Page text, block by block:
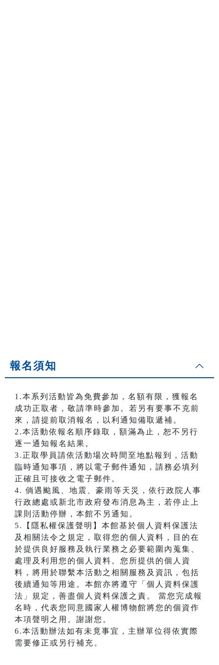
報名須知
1.本系列活動皆為免費參加，名額有限，獲報名
成功正取者，敬請準時參加。若另有要事不克前
來，請提前取消報名，以利通知備取遞補。
2.本活動依報名順序錄取，額滿為止，恕不另行
逐一通知報名結果。
3.正取學員請依活動場次時間至地點報到，活動
臨時通知事項，將以電子郵件通知，請務必填列
正確且可接收之電子郵件。
4. 倘遇颱風、地震、豪雨等天災，依行政院人事
行政總處或新北市政府發布消息為主，若停止上
課則活動停辦，本館不另通知。
5.【隱私權保護聲明】本館基於個人資料保護法
及相關法令之規定，取得您的個人資料，目的在
於提供良好服務及執行業務之必要範圍內蒐集、
處理及利用您的個人資料。您所提供的個人資
料，將用於聯繫本活動之相關服務及資訊，包括
後續通知等用途。本館亦將遵守「個人資料保護
法」規定，善盡個人資料保護之責。 當您完成報
名時，代表您同意國家人權博物館將您的個資作
本項聲明之用。謝謝您。
6.本活動辦法如有未竟事宜，主辦單位得依實際
需要修正或另行補充。